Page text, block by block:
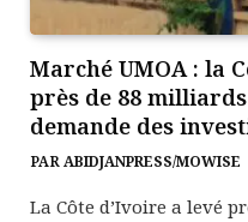
Marché UMOA : la
près de 88
demande des
PARABIDJANPRESS/MOWISE
La Côte d’Ivoire a levé